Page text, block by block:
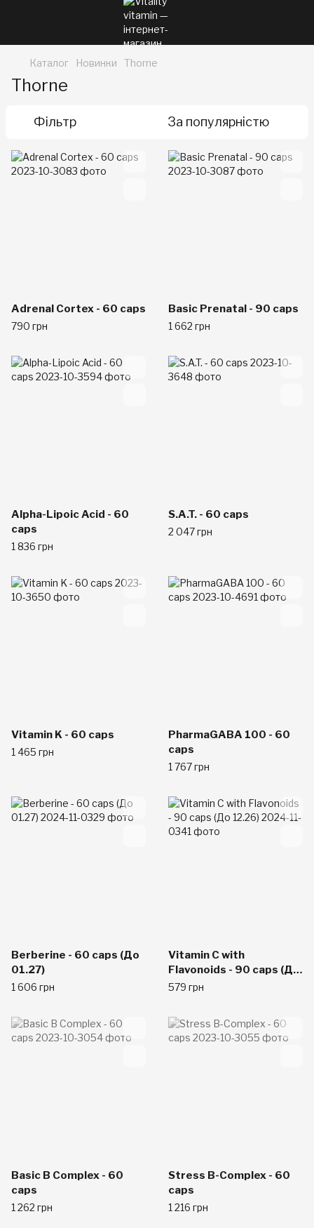
Каталог Новинки Thorne
Thorne
Фільтр За популярністю
Adrenal Cortex - 60 caps
790 грн
Basic Prenatal - 90 caps
1 662 грн
Alpha-Lipoic Acid - 60
caps
1 836 грн
S.A.T. - 60 caps
2 047 грн
Vitamin K - 60 caps
1 465 грн
PharmaGABA 100 - 60
caps
1 767 грн
Berberine - 60 caps (До
01.27)
1 606 грн
Vitamin C with
Flavonoids - 90 caps (До
12.26)
579 грн
Basic B Complex - 60
caps
1 262 грн
Stress B-Complex - 60
caps
1 216 грн